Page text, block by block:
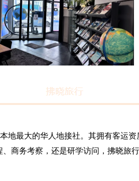
地最大的华人地接社。其拥有客运
商务考察，还是研学访问，拂晓旅